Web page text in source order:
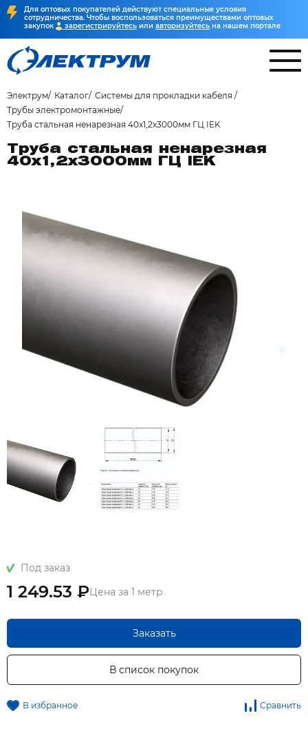
Для оптовых покупателей действуют специальные условия
сотрудничества. Чтобы воспользоваться преимуществами оптовых
закупок
зарегистрируйтесь или авторизуйтесь на нашем портале
Электрум Каталог Системы для прокладки кабеля
Трубы электромонтажные
Труба стальная ненарезная 40х1,2x3000мм ГЦ IEK
Труба стальная ненарезная
40х1,2x3000мм ГЦ IEK
Под заказ
1 249.53 ₽Цена за 1 метр
Заказать
В список покупок
В избранное Сравнить